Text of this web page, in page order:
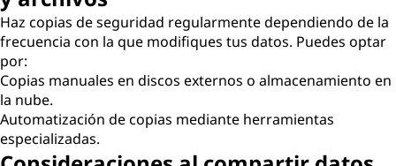
Haz copias de seguridad regularmente dependiendo de la
frecuencia con la que modifiques tus datos. Puedes optar
por:
Copias manuales en discos externos o almacenamiento en
la nube.
Automatización de copias mediante herramientas
especializadas.